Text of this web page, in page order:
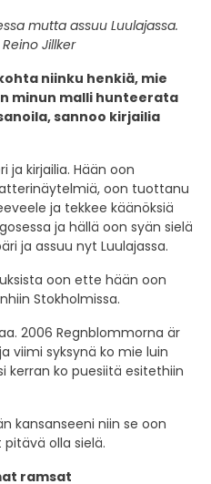
mutta assuu Luulajassa.
Jillker
niinku henkiä, mie
minun malli hunteerata
sannoo kirjailia
ja kirjailia. Hään oon
oon tuottanu
ja tekkee käänöksiä
ja hällä oon syän sielä
ja assuu nyt Luulajassa.
oon ette hään oon
Stokholmissa.
2006 Regnblommorna är
viimi syksynä ko mie luin
kerran ko puesiitä esitethiin
kansanseeni niin se oon
olla sielä.
ramsat